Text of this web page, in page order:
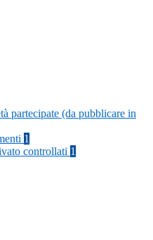
partecipate (da pubblicare in
1
controllati 1